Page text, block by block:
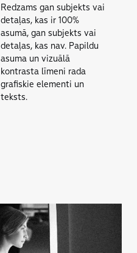
Redzams gan subjekts vai
detaļas, kas ir 100%
asumā, gan subjekts vai
detaļas, kas nav. Papildu
asuma un vizuālā
kontrasta līmeni rada
grafiskie elementi un
teksts.